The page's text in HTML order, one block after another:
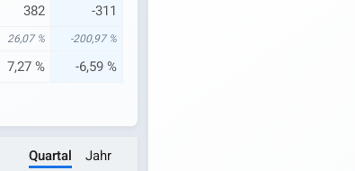
382 -311
26,07 % -200,97 %
7,27 % -6,59 %
Quartal Jahr